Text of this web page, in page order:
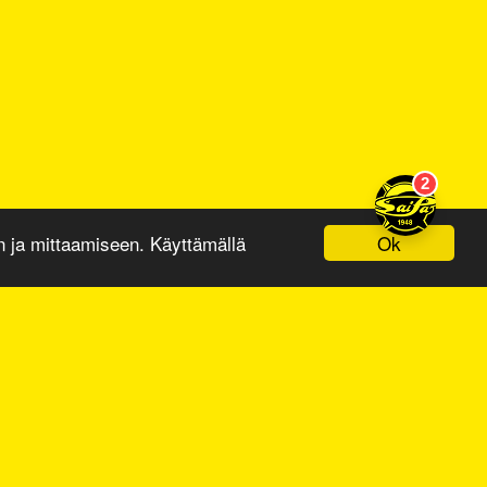
Ok
ja mittaamiseen. Käyttämällä